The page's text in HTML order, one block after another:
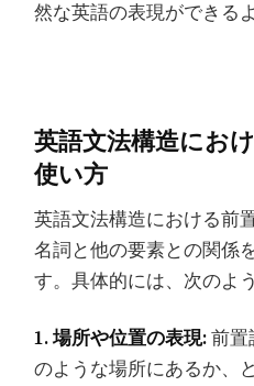
然な英語の表現ができる
英語文法構造にお
使い方
英語文法構造における前
名詞と他の要素との関係
す。具体的には、次のよ
1. 場所や位置の表現:前置
のような場所にあるか、